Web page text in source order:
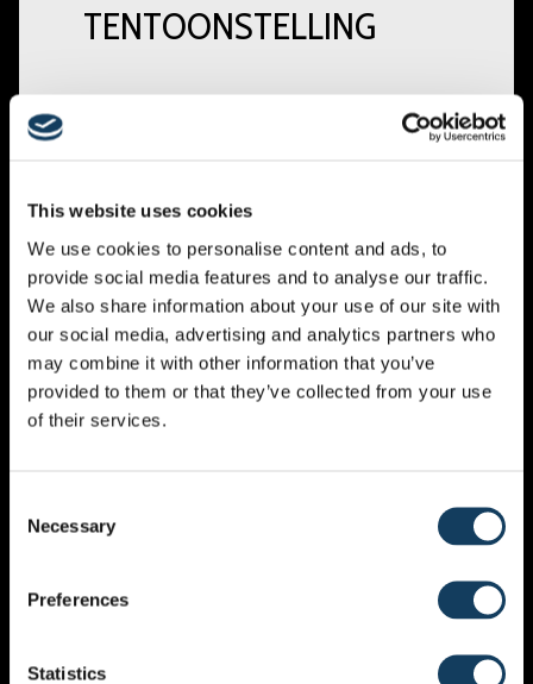
This website uses cookies
We use cookies to personalise content and ads, to
provide social media features and to analyse our traffic.
We also share information about your use of our site with
our social media, advertising and analytics partners who
may combine it with other information that you’ve
provided to them or that they’ve collected from your use
of their services.
Selection
Necessary
Preferences
Statistics
TENTOONSTELLING